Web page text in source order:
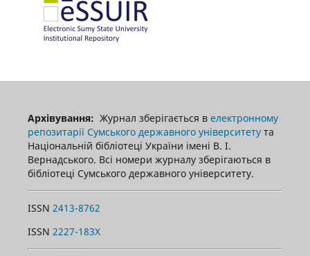
Архівування: Журнал зберігається в електронному
репозитарії Сумського державного університетута
Національній бібліотеці України імені В. І.
Вернадського. Всі номери журналу зберігаються в
бібліотеці Сумського державного університету.
ISSN 2413-8762
ISSN 2227-183X